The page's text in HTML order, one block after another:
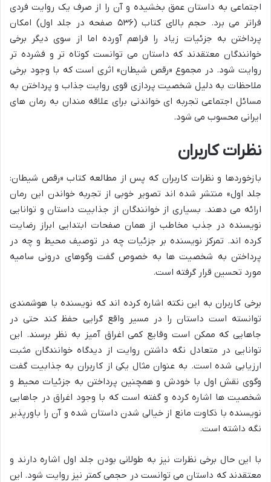
اجتماعی به داستان عمق بخشیده و آن را از صرف یک روایت فردی
فراتر می برد. حجم بالای کتاب (۵۳۶ صفحه در جلد اول) امکان
پرداختن به جزئیات زیاد را فراهم آورده اما از سوی دیگر برخی
خوانندگان معتقدند که داستان می توانست کوتاه تر و فشرده تر
روایت شود. در مجموع «رقص شیطان» اثری است که با وجود برخی
ملاحظات به دلیل شخصیت پردازی قوی روایت جذاب و پرداختن به
مسائل اجتماعی تجربه ای خواندنی برای علاقه مندان به رمان های
ایرانی محسوب می شود.
نظرات کاربران
بازخوردها و نظرات کاربران که پس از مطالعه کتاب «رقص شیطان:
جلد اول» منتشر شده اند تصویر خوبی از تجربه خواندن این رمان
ارائه می دهند. بسیاری از خوانندگان از جذابیت داستان و توانایی
نویسنده در جذب مخاطب از همان صفحات ابتدایی ابراز رضایت
کرده اند. تمرکز نویسنده بر جزئیات چه در توصیف محیط و چه در
پرداختن به شخصیت ها به خصوص گفت وگوهای درونی سامیه
مورد تحسین قرار گرفته است.
برخی کاربران به این نکته اشاره کرده اند که نویسنده با هوشمندی
توانسته است داستان را در مسیر واقع گرایی حفظ کند حتی در
جاهایی که ممکن است وقایع کمی اغراق آمیز به نظر برسند. این
توانایی در متعادل نگه داشتن روایت از دیدگاه خوانندگان مثبت
ارزیابی شده است. به عنوان مثال یکی از کاربران به جذابیت گفت
وگوی نقش اول با خودش و همچنین پرداختن به جزئیات محیط و
شخصیت ها اشاره کرده و گفته است که با وجود اغراق در جاهایی
نویسنده با ذکاوت مانع از خیالی شدن داستان شده و آن را باورپذیر
نگه داشته است.
با این حال برخی نظرات نیز به طولانی بودن جلد اول اشاره دارند و
معتقدند که داستان می توانست در حجمی کمتر نیز روایت شود. این